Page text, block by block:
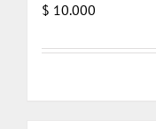
$ 10.000